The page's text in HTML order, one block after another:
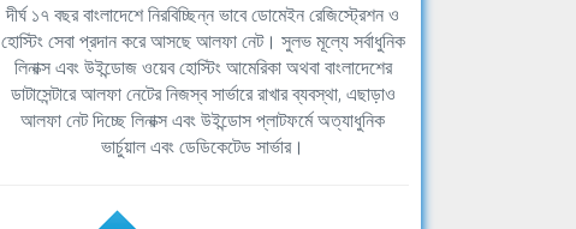
দীর্ঘ ১৭ বছর বাংলাদেশে নিরবিচ্ছিন্ন ভাবে ডোমেইন রেজিস্ট্রেশন ও
হোস্টিং সেবা প্রদান করে আসছে আলফা নেট। সুলভ মূল্যে সর্বাধুনিক
লিনাক্স এবং উইন্ডোজ ওয়েব হোস্টিং আমেরিকা অথবা বাংলাদেশের
ডাটাসেন্টারে আলফা নেটের নিজস্ব সার্ভারে রাখার ব্যবস্থা, এছাড়াও
আলফা নেট দিচ্ছে লিনাক্স এবং উইন্ডোস প্লাটফর্মে অত্যাধুনিক
ভার্চুয়াল এবং ডেডিকেটেড সার্ভার।